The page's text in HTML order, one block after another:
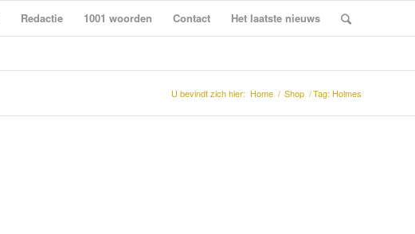
Redactie 1001 woorden Contact Het laatste nieuws
U bevindt zich hier: Home / Shop /Tag: Holmes